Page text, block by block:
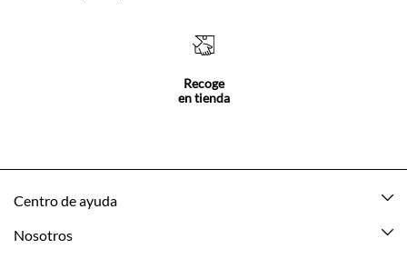
Recoge
en tienda
Centro de ayuda
Mis pedidos
Nosotros